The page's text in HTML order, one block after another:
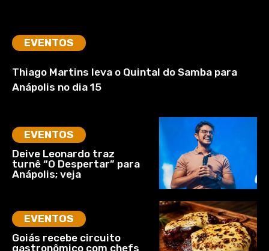
EVENTOS
Thiago Martins leva o Quintal do Samba para
Anápolis no dia 15
EVENTOS
Deive Leonardo traz
turnê “O Despertar” para
Anápolis; veja
EVENTOS
Goiás recebe circuito
gastronômico com chefs